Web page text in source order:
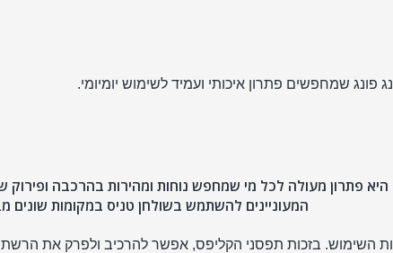
פונג שמחפשים פתרון איכותי ועמיד לשימוש יומיומי.
פתרון מעולה לכל מי שמחפש נוחות ומהירות בהרכבה
המעוניינים להשתמש בשולחן טניס במקומות
השימוש. בזכות תפסני הקליפס, אפשר להרכיב ולפרק את